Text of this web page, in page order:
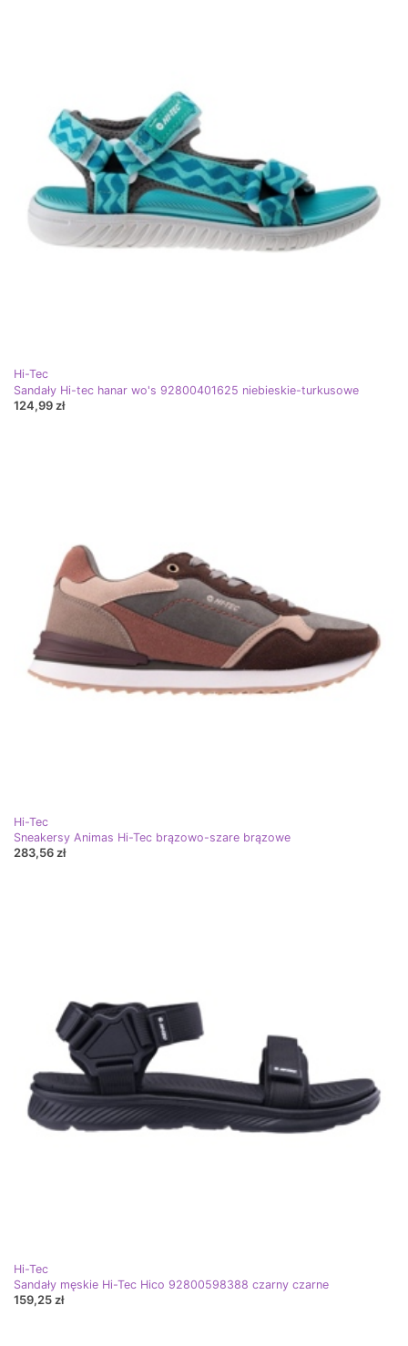
Hi-Tec
Sandały Hi-tec hanar wo's 92800401625 niebieskie-turkusowe
124,99 zł
Hi-Tec
Sneakersy Animas Hi-Tec brązowo-szare brązowe
283,56 zł
Hi-Tec
Sandały męskie Hi-Tec Hico 92800598388 czarny czarne
159,25 zł